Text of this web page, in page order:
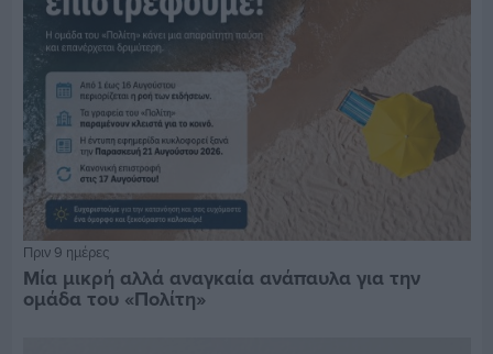
Πριν 9 ημέρες
Μία μικρή αλλά αναγκαία ανάπαυλα για την
ομάδα του «Πολίτη»